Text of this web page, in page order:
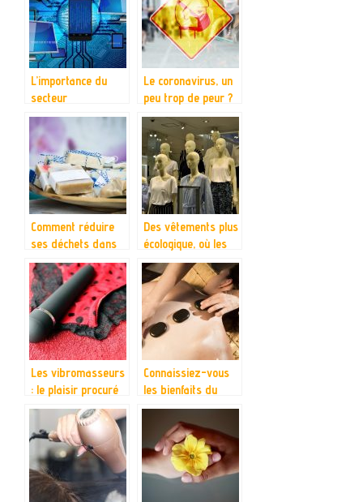
L’importance du
secteur
informatique dans
le monde
professionnel : Le
développement
d’applications
Le coronavirus, un
peu trop de peur ?
Comment réduire
ses déchets dans
l’hygiène ?
Des vêtements plus
écologique, où les
trouver ?
Les vibromasseurs
: le plaisir procuré
dépend-il de la
qualité du
vibromasseur ?
Connaissiez-vous
les bienfaits du
massage ?